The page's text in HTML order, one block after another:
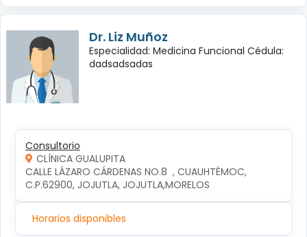
Dr. Liz Muñoz
Especialidad: Medicina Funcional Cédula:
dadsadsadas
Consultorio
CLÍNICA GUALUPITA
CALLE LÁZARO CÁRDENAS NO.8  , CUAUHTÉMOC,
C.P.62900, JOJUTLA, JOJUTLA,MORELOS
Horarios disponibles